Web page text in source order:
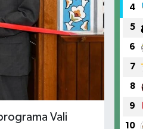
Vali
4
5
6
7
8
9
10